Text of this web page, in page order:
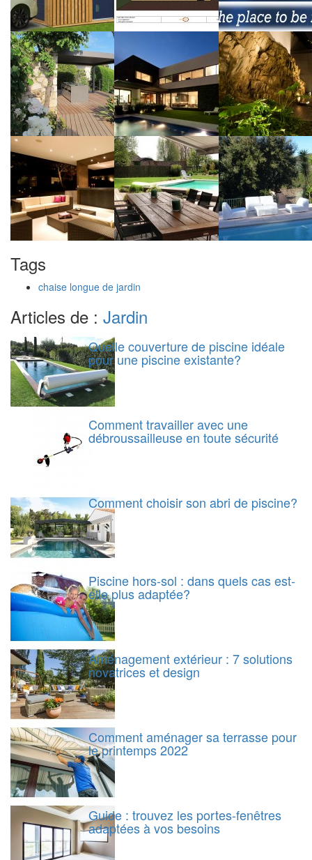
Tags
chaise longue de jardin
Articles de : Jardin
Quelle couverture de piscine idéale
pour une piscine existante?
Comment travailler avec une
débroussailleuse en toute sécurité
Comment choisir son abri de piscine?
Piscine hors-sol : dans quels cas est-
elle plus adaptée?
Aménagement extérieur : 7 solutions
novatrices et design
Comment aménager sa terrasse pour
le printemps 2022
Guide : trouvez les portes-fenêtres
adaptées à vos besoins